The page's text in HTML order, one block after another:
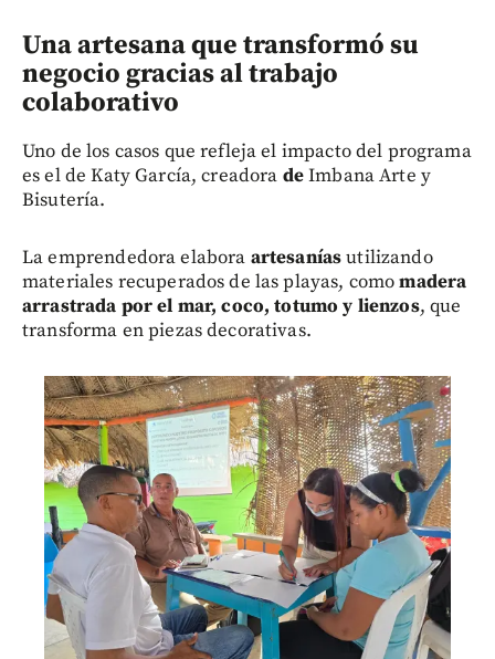
Una artesana que transformó su
negocio gracias al trabajo
colaborativo
Uno de los casos que refleja el impacto del programa
es el de Katy García, creadora deImbana Arte y
Bisutería.
La emprendedora elabora artesaníasutilizando
materiales recuperados de las playas, comomadera
arrastrada por el mar, coco, totumo y lienzos, que
transforma en piezas decorativas.